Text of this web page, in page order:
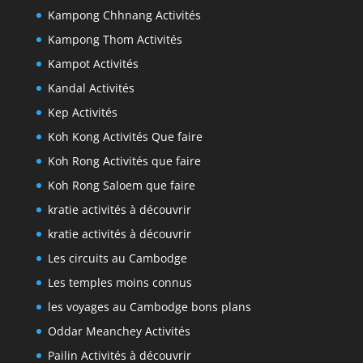
Kampong Chhnang Activités
Kampong Thom Activités
Kampot Activités
Kandal Activités
Kep Activités
Koh Kong Activités Que faire
Koh Rong Activités que faire
Koh Rong Saloem que faire
kratie activités à découvrir
kratie activités à découvrir
Les circuits au Cambodge
Les temples moins connus
les voyages au Cambodge bons plans
Oddar Meanchey Activités
Pailin Activités à découvrir